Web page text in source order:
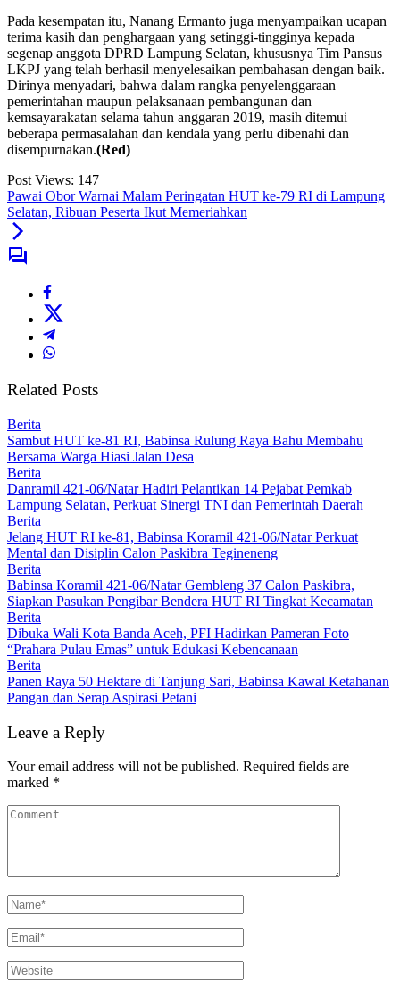
Pada kesempatan itu, Nanang Ermanto juga menyampaikan ucapan
terima kasih dan penghargaan yang setinggi-tingginya kepada
segenap anggota DPRD Lampung Selatan, khususnya Tim Pansus
LKPJ yang telah berhasil menyelesaikan pembahasan dengan baik.
Dirinya menyadari, bahwa dalam rangka penyelenggaraan
pemerintahan maupun pelaksanaan pembangunan dan
kemsayarakatan selama tahun anggaran 2019, masih ditemui
beberapa permasalahan dan kendala yang perlu dibenahi dan
disempurnakan.(Red)
Post Views: 147
Pawai Obor Warnai Malam Peringatan HUT ke-79 RI di Lampung
Selatan, Ribuan Peserta Ikut Memeriahkan
Related Posts
Berita
Sambut HUT ke-81 RI, Babinsa Rulung Raya Bahu Membahu
Bersama Warga Hiasi Jalan Desa
Berita
Danramil 421-06/Natar Hadiri Pelantikan 14 Pejabat Pemkab
Lampung Selatan, Perkuat Sinergi TNI dan Pemerintah Daerah
Berita
Jelang HUT RI ke-81, Babinsa Koramil 421-06/Natar Perkuat
Mental dan Disiplin Calon Paskibra Tegineneng
Berita
Babinsa Koramil 421-06/Natar Gembleng 37 Calon Paskibra,
Siapkan Pasukan Pengibar Bendera HUT RI Tingkat Kecamatan
Berita
Dibuka Wali Kota Banda Aceh, PFI Hadirkan Pameran Foto
“Prahara Pulau Emas” untuk Edukasi Kebencanaan
Berita
Panen Raya 50 Hektare di Tanjung Sari, Babinsa Kawal Ketahanan
Pangan dan Serap Aspirasi Petani
Leave a Reply
Your email address will not be published. Required fields are
marked *